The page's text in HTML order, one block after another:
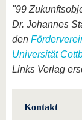
"99
Dr. Johannes
den
Universität
Links Verlag
Kontakt